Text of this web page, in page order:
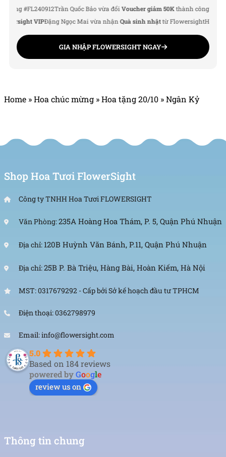
TP.HCM
Địa chỉ: 235A Hoàng Hoa Thám, P.5, Quận Phú
Nhuận, TP.HCM
#FL240912Trần Quốc Bảo vừa đổiVoucher giảm 50Kthành côngLê Thu Hà
VIPĐặng Ngọc Mai vừa nhậnQuà sinh nhậttừ FlowersightHoàng Đức
GIA NHẬP FLOWERSIGHT NGAY
Home »Hoa chúc mừng »Hoa tặng 20/10 »Ngân Kỷ
Shop Hoa Tươi FlowerSight
Công ty TNHH Hoa Tươi FLOWERSIGHT
Văn Phòng:235A Hoàng Hoa Thám, P. 5, Quận Phú Nhuận
Địa chỉ: 120B Huỳnh Văn Bánh, P.11, Quận Phú Nhuận
Địa chỉ:25B P. Bà Triệu, Hàng Bài, Hoàn Kiếm, Hà Nội
MST: 0317679292 - Cấp bởi Sở kế hoạch đầu tư TPHCM
Điện thoại: 0362798979
Email: info@flowersight.com
5.0
Based on 184 reviews
powered byGoogle
review us on
Thông tin chung